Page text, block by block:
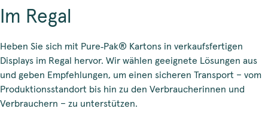
Im Regal
Heben Sie sich mit Pure‑Pak® Kartons in verkaufsfertigen
Displays im Regal hervor. Wir wählen geeignete Lösungen aus
und geben Empfehlungen, um einen sicheren Transport – vom
Produktionsstandort bis hin zu den Verbraucherinnen und
Verbrauchern – zu unterstützen.